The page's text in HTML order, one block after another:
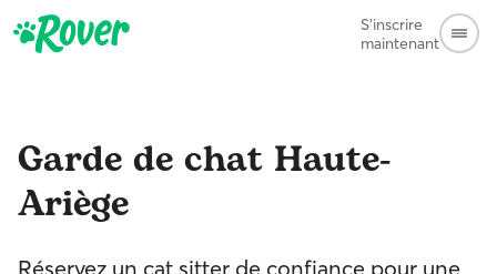
S'inscrire
maintenant
Garde de chat Haute-
Ariège
Réservez un cat sitter de confiance pour une